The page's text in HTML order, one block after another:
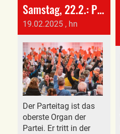
Samstag, 22.2.: Parteitag der SP Schweiz
19.02.2025 , hn
Der Parteitag ist das
oberste Organ der
Partei. Er tritt in der